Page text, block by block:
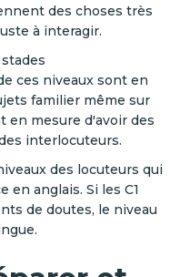
des choses très
à interagir.
ces niveaux sont en
familier même sur
en mesure d'avoir des
interlocuteurs.
des locuteurs qui
anglais. Si les C1
de doutes, le niveau